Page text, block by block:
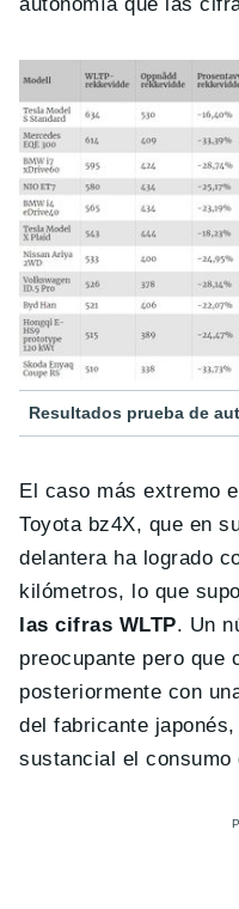
autonomía que las
Resultados prueba de
El caso más extremo
Toyota bz4X, que en
delantera ha logrado
kilómetros, lo que
las cifras WLTP. Un
preocupante pero que
posteriormente con
del fabricante
sustancial el